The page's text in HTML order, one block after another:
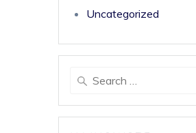
Uncategorized